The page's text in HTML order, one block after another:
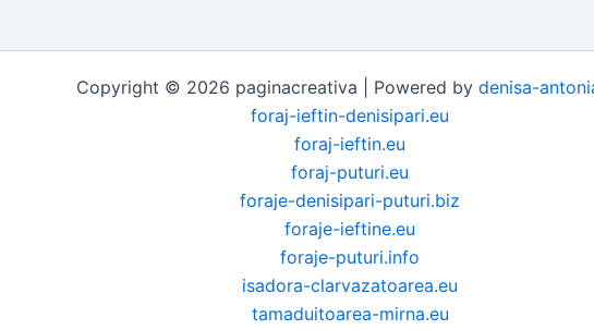
Copyright © 2026 paginacreativa | Powered by denisa-
foraj-ieftin-denisipari.eu
foraj-ieftin.eu
foraj-puturi.eu
foraje-denisipari-puturi.biz
foraje-ieftine.eu
foraje-puturi.info
isadora-clarvazatoarea.eu
tamaduitoarea-mirna.eu